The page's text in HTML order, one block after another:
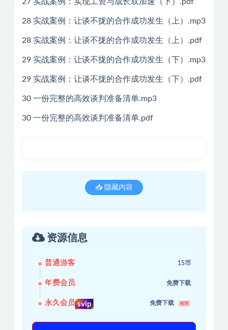
28 实战案例：让谈不拢的合作成功发生（上）.mp3
28 实战案例：让谈不拢的合作成功发生（上）.pdf
29 实战案例：让谈不拢的合作成功发生（下）.mp3
29 实战案例：让谈不拢的合作成功发生（下）.pdf
30 一份完整的高效谈判准备清单.mp3
30 一份完整的高效谈判准备清单.pdf
📥 隐藏内容
资源信息
普通游客 15币
年费会员 免费下载
永久会员 svip 免费下载 推荐